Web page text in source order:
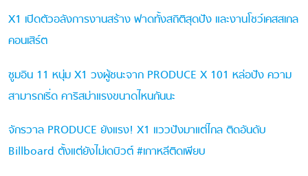
X1 เปิดตัวอลังการงานสร้าง ฟาดทั้งสถิติสุดปัง และงานโชว์เคสสเกล
คอนเสิร์ต
ซูมอิน 11 หนุ่ม X1 วงผู้ชนะจาก PRODUCE X 101 หล่อปัง ความ
สามารถเริ่ด คาริสม่าแรงขนาดไหนกันนะ
จักรวาล PRODUCE ยังแรง! X1 แววปังมาแต่ไกล ติดอันดับ
Billboard ตั้งแต่ยังไม่เดบิวต์ #เกาหลีติดเพียบ